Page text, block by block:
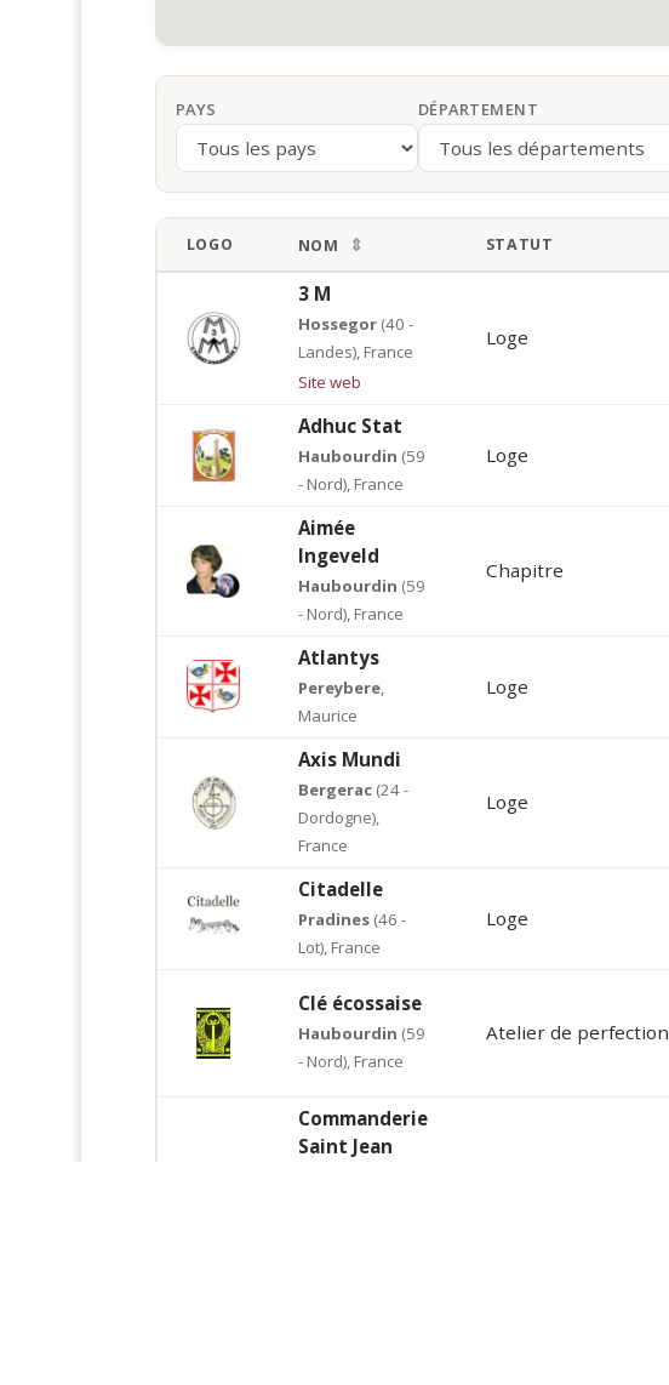
PAYS DÉPARTEMENT
LOGO NOM STATUT
3 M
Hossegor(40 -
Landes), France
Site web
Loge
Adhuc Stat
Haubourdin (59
- Nord), France
Loge
Aimée
Ingeveld
Haubourdin (59
- Nord), France
Chapitre
Atlantys
Pereybere,
Maurice
Loge
Axis Mundi
Bergerac(24 -
Dordogne),
France
Loge
Citadelle
Pradines(46 -
Lot), France
Loge
Clé écossaise
Haubourdin (59
- Nord), France
Atelier de perfection
Commanderie
Saint Jean